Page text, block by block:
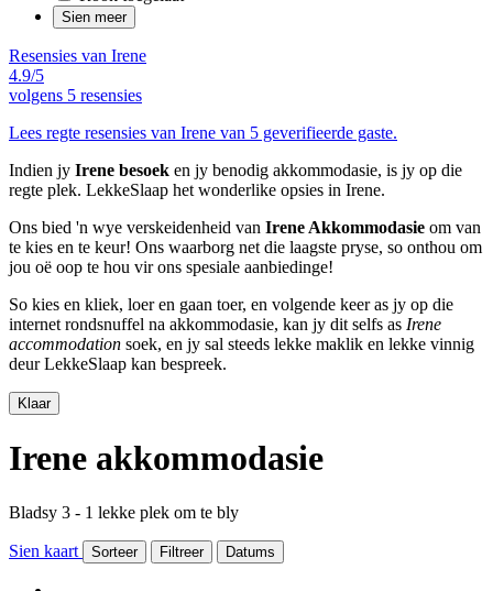
Sien meer
Resensies van Irene
4.9/5
volgens 5 resensies
Lees regte resensies van Irene van 5 geverifieerde gaste.
Indien jy Irene besoek en jy benodig akkommodasie, is jy op die
regte plek. LekkeSlaap het wonderlike opsies in Irene.
Ons bied 'n wye verskeidenheid van Irene Akkommodasie om van
te kies en te keur! Ons waarborg net die laagste pryse, so onthou om
jou oë oop te hou vir ons spesiale aanbiedinge!
So kies en kliek, loer en gaan toer, en volgende keer as jy op die
internet rondsnuffel na akkommodasie, kan jy dit selfs as Irene
accommodation soek, en jy sal steeds lekke maklik en lekke vinnig
deur LekkeSlaap kan bespreek.
Klaar
Irene akkommodasie
Bladsy 3 - 1 lekke plek om te bly
Sien kaart Sorteer Filtreer Datums